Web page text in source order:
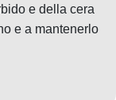
e della cera
e a mantenerlo